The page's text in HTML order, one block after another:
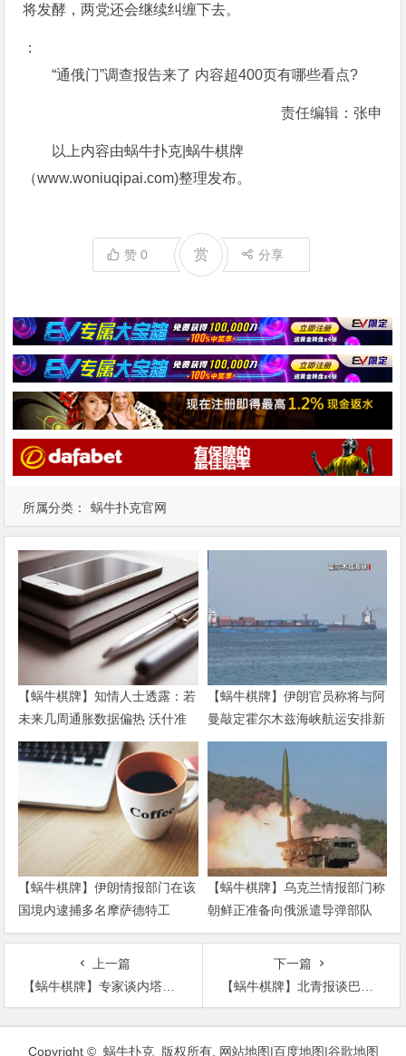
所属分类： 蜗牛扑克官网
将发酵，两党还会继续纠缠下去。
：
“通俄门”调查报告来了 内容超400页有哪些看点?
责任编辑：张申
以上内容由蜗牛扑克|蜗牛棋牌
（www.woniuqipai.com)整理发布。
赞0 赏 分享
【蜗牛棋牌】知情人士透露：若
未来几周通胀数据偏热 沃什准
备好加息
【蜗牛棋牌】伊朗官员称将与阿
曼敲定霍尔木兹海峡航运安排新
协议
【蜗牛棋牌】伊朗情报部门在该
国境内逮捕多名摩萨德特工
【蜗牛棋牌】乌克兰情报部门称
朝鲜正准备向俄派遣导弹部队
上一篇
【蜗牛棋牌】专家谈内塔尼亚胡连任:中东和平进程重启无望
下一篇
【蜗牛棋牌】北青报谈巴黎圣母院大火：人类的悲欢是相通的
文
Copyright © 蜗牛扑克 版权所有. 网站地图|百度地图|谷歌地图